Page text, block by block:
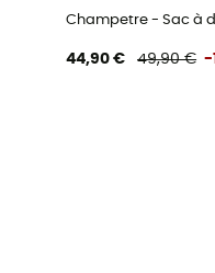
Champetre - Sac à
44,90 € 49,90 € -